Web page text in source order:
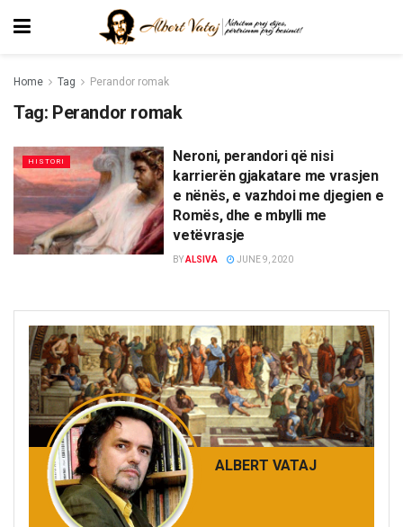
Home Tag Perandor romak
Tag: Perandor romak
HISTORI
Neroni, perandori që nisi
karrierën gjakatare me vrasjen
e nënës, e vazhdoi me djegien e
Romës, dhe e mbylli me
vetëvrasje
BYALSIVA JUNE 9, 2020
ALBERT VATAJ